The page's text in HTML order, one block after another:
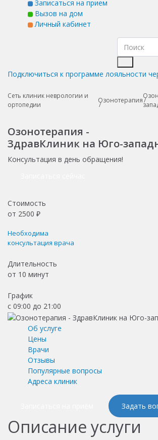
Записаться на прием
Вызов на дом
Личный кабинет
Подключиться к программе лояльности
Сеть клиник неврологии и
ортопедии
Озонотерапия
Озонотерапия -
ЗдравКлиник на Юго-
Консультация в день обращения!
Стоимость
от 2500 ₽
Необходима
консультация врача
Длительность
от 10 минут
График
с 09:00 до 21:00
Об услуге
Цены
Врачи
Отзывы
Популярные вопросы
Адреса клиник
Задать
Описание услуги